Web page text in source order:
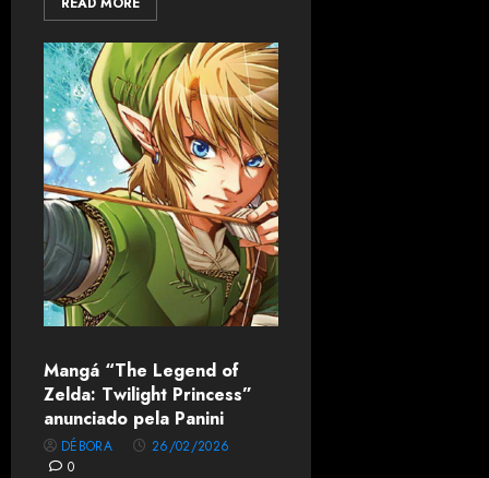
Mangá “The Legend of
Zelda: Twilight Princess”
anunciado pela Panini
DÉBORA
26/02/2026
0